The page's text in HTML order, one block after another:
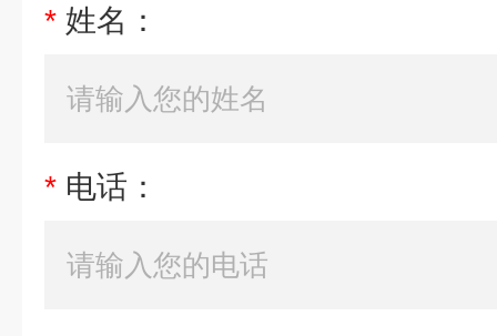
* 姓名：
* 电话：